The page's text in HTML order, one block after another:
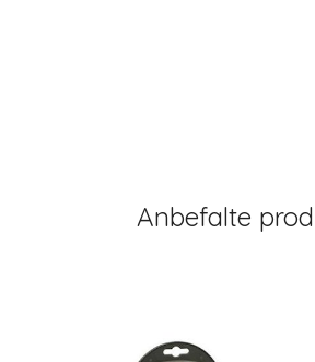
Anbefalte